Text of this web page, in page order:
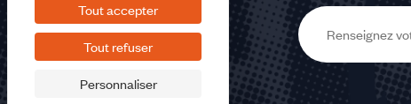
Tout accepter
Tout refuser
Personnaliser
E-
mail